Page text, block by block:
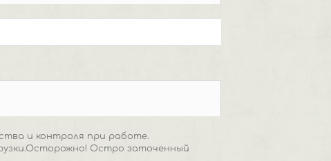
и контроля при работе.
Остро заточенный